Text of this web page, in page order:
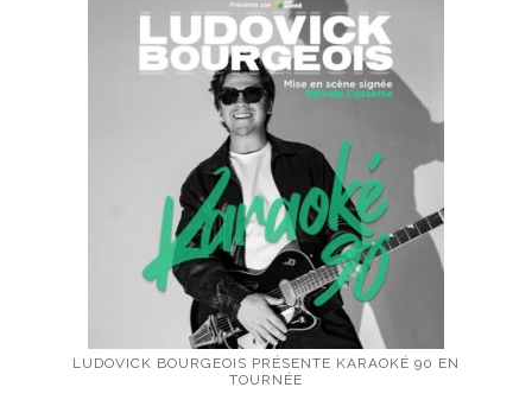
LUDOVICK BOURGEOIS PRÉSENTE KARAOKÉ 90 EN
TOURNÉE